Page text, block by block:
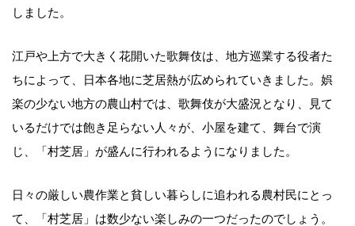
しました。
江戸や上方で大きく花開いた歌舞伎は、地方巡業する役者た
ちによって、日本各地に芝居熱が広められていきました。娯
楽の少ない地方の農山村では、歌舞伎が大盛況となり、見て
いるだけでは飽き足らない人々が、小屋を建て、舞台で演
じ、「村芝居」が盛んに行われるようになりました。
日々の厳しい農作業と貧しい暮らしに追われる農村民にとっ
て、「村芝居」は数少ない楽しみの一つだったのでしょう。